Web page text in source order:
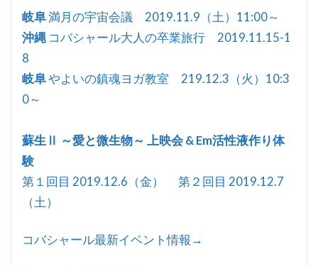
岐阜満月の宇宙会議 2019.11.9（土）11:00～
沖縄 コバシャール大人の卒業旅行 2019.11.15-1
8
岐阜やよいの鎮魂ヨガ教室 219.12.3（火）10:3
0～
蘇生Ⅱ ～愛と微生物～ 上映会 & Em活性液作り体
験
第１回目 2019.12.6（金） 第２回目 2019.12.7
（土）
コバシャール最新イベント情報→